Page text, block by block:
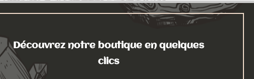
Découvrez notre boutique en quelques
clics